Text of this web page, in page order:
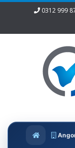
0312 999